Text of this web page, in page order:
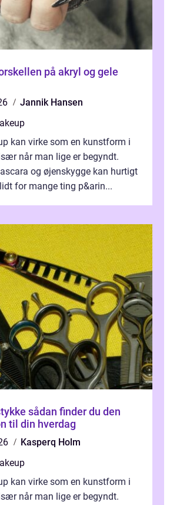
på akryl og gele
Jannik Hansen
kan virke som en kunstform i
når man lige er begyndt.
og øjenskygge kan hurtigt
for mange ting p&arin...
du den
til din hverdag
Kasperq Holm
kan virke som en kunstform i
når man lige er begyndt.